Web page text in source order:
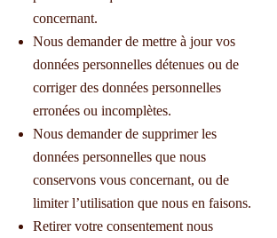
concernant.
Nous demander de mettre à jour vos
données personnelles détenues ou de
corriger des données personnelles
erronées ou incomplètes.
Nous demander de supprimer les
données personnelles que nous
conservons vous concernant, ou de
limiter l’utilisation que nous en faisons.
Retirer votre consentement nous